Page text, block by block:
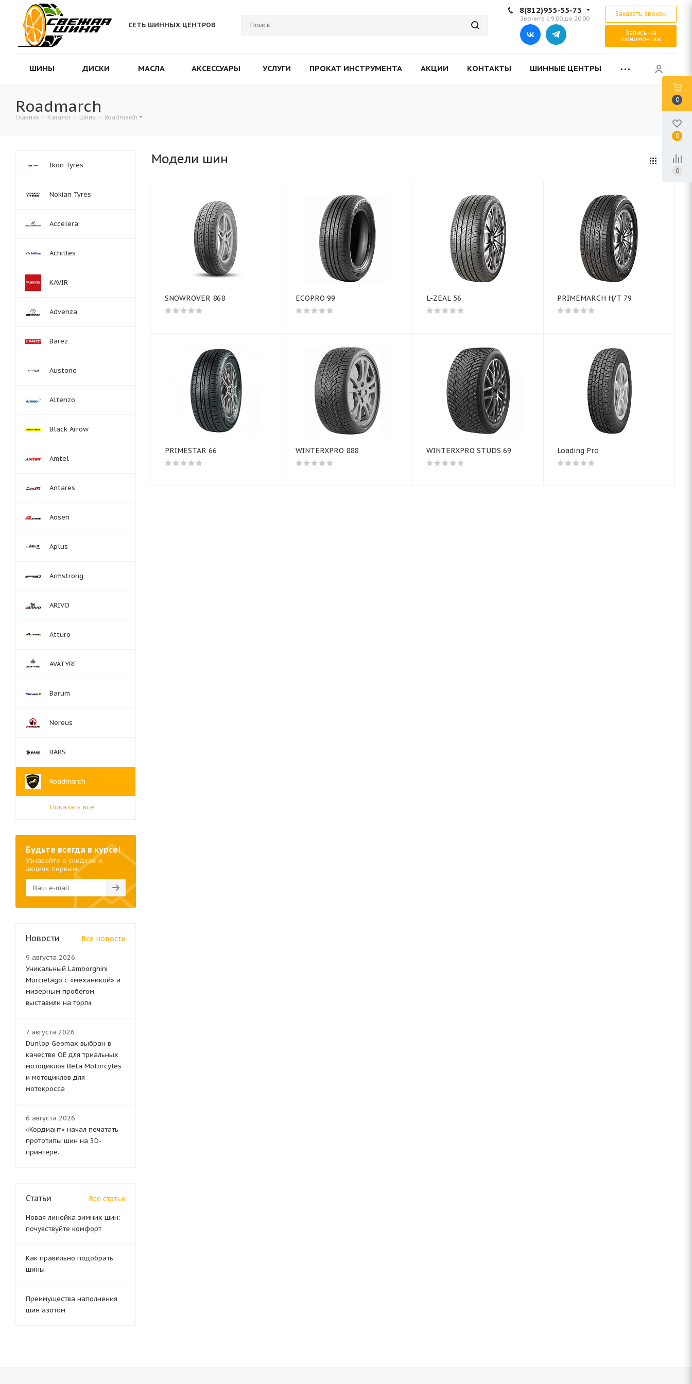
СЕТЬ ШИННЫХ ЦЕНТРОВ
8(812)955-55-73
Звоните с 9:00 до 20:00
Заказать звонок
Запись на
шиномонтаж
ШИНЫ ДИСКИ МАСЛА АКСЕССУАРЫ УСЛУГИ ПРОКАТ ИНСТРУМЕНТА АКЦИИ КОНТАКТЫ ШИННЫЕ ЦЕНТРЫ
Roadmarch
Главная - Каталог - Шины - Roadmarch
Модели шин
SNOWROVER 868 ECOPRO 99 L-ZEAL 56 PRIMEMARCH H/T 79
PRIMESTAR 66 WINTERXPRO 888 WINTERXPRO STUDS 69 Loading Pro
Ikon Tyres
Nokian Tyres
Accelera
Achilles
KAVIR
Advenza
Barez
Austone
Altenzo
Black Arrow
Amtel
Antares
Aosen
Aplus
Armstrong
ARIVO
Atturo
AVATYRE
Barum
Nereus
BARS
Roadmarch
Показать все
Будьте всегда в курсе!
Узнавайте о скидках и
акциях первым
Новости Все новости
9 августа 2026
Уникальный Lamborghini
Murcielago с «механикой» и
мизерным пробегом
выставили на торги.
7 августа 2026
Dunlop Geomax выбран в
качестве OE для триальных
мотоциклов Beta Motorcyles
и мотоциклов для
мотокросса
6 августа 2026
«Кордиант» начал печатать
прототипы шин на 3D-
принтере.
Статьи Все статьи
Новая линейка зимних шин:
почувствуйте комфорт
Как правильно подобрать
шины
Преимущества наполнения
шин азотом
0
0
0